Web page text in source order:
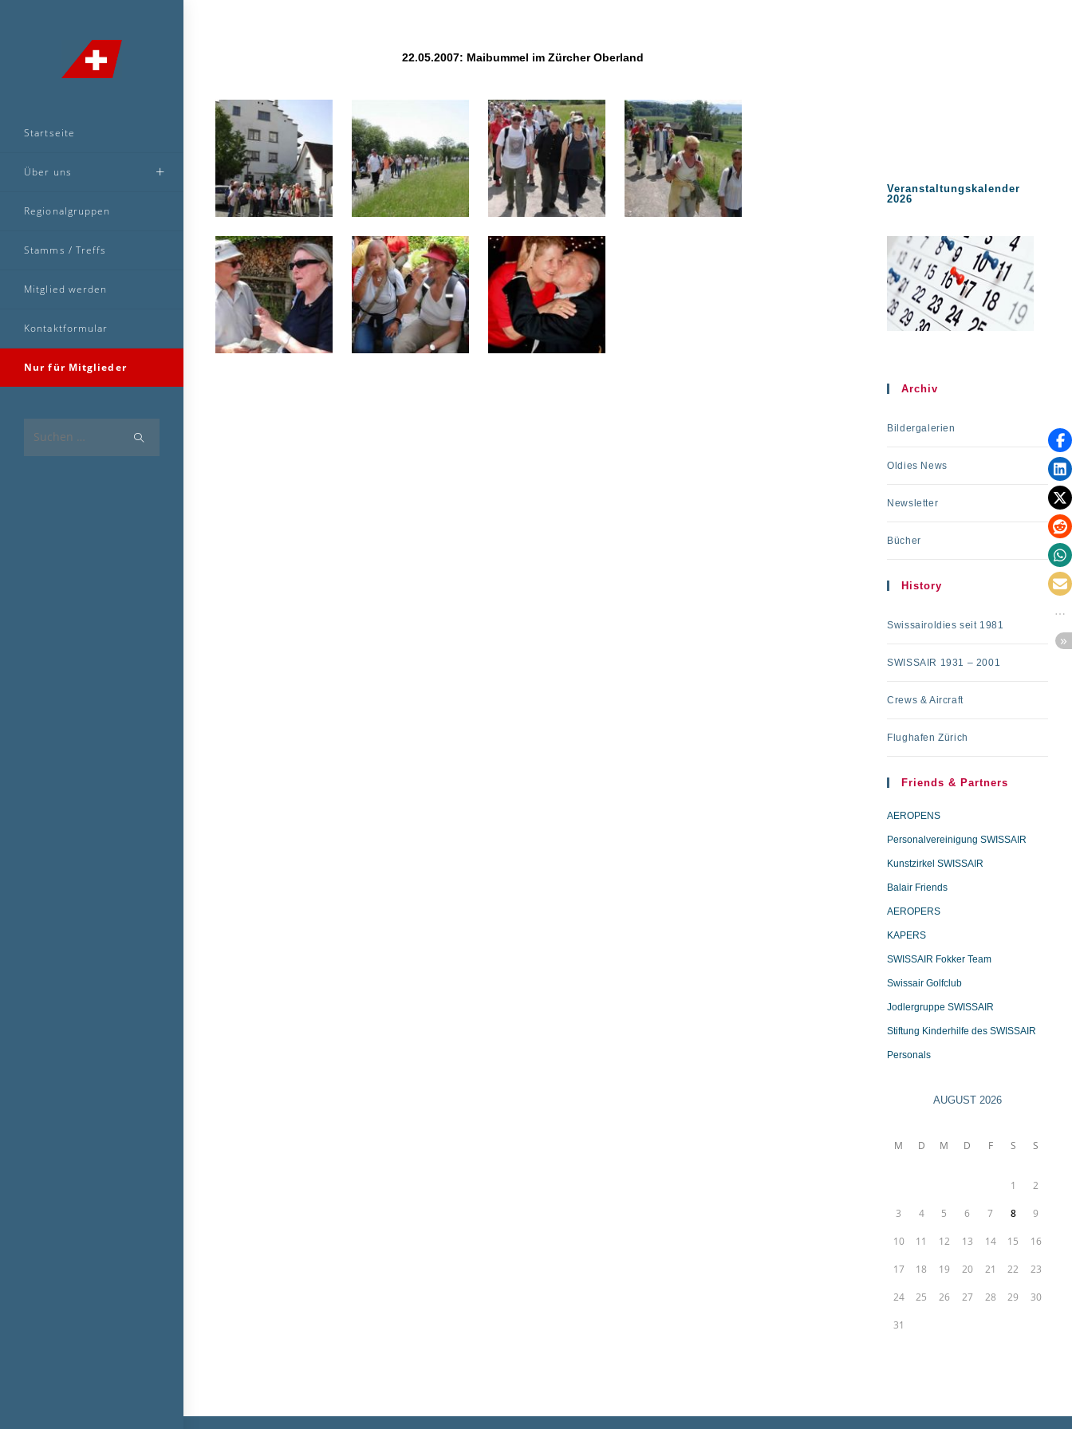
Startseite
Über uns
Regionalgruppen
Stamms / Treffs
Mitglied werden
Kontaktformular
Nur für Mitglieder
22.05.2007: Maibummel im Zürcher Oberland
Veranstaltungskalender
2026
Archiv
Bildergalerien
Oldies News
Newsletter
Bücher
History
Swissairoldies seit 1981
SWISSAIR 1931 – 2001
Crews & Aircraft
Flughafen Zürich
Friends & Partners
AEROPENS
Personalvereinigung SWISSAIR
Kunstzirkel SWISSAIR
Balair Friends
AEROPERS
KAPERS
SWISSAIR Fokker Team
Swissair Golfclub
Jodlergruppe SWISSAIR
Stiftung Kinderhilfe des SWISSAIR
Personals
AUGUST 2026
M D M D F S S
1 2
3 4 5 6 7 8 9
10 11 12 13 14 15 16
17 18 19 20 21 22 23
24 25 26 27 28 29 30
31